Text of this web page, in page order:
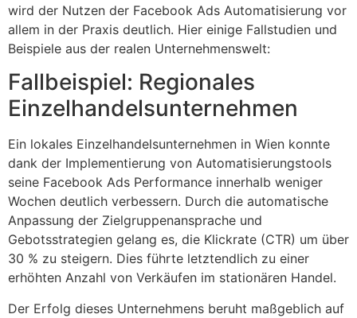
wird der Nutzen der Facebook Ads Automatisierung vor
allem in der Praxis deutlich. Hier einige Fallstudien und
Beispiele aus der realen Unternehmenswelt:
Fallbeispiel: Regionales
Einzelhandelsunternehmen
Ein lokales Einzelhandelsunternehmen in Wien konnte
dank der Implementierung von Automatisierungstools
seine Facebook Ads Performance innerhalb weniger
Wochen deutlich verbessern. Durch die automatische
Anpassung der Zielgruppenansprache und
Gebotsstrategien gelang es, die Klickrate (CTR) um über
30 % zu steigern. Dies führte letztendlich zu einer
erhöhten Anzahl von Verkäufen im stationären Handel.
Der Erfolg dieses Unternehmens beruht maßgeblich auf